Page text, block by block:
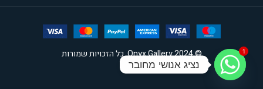
© 2024 Onyx Gallery. כל הזכויות שמורות 1
נציג אנושי מחובר